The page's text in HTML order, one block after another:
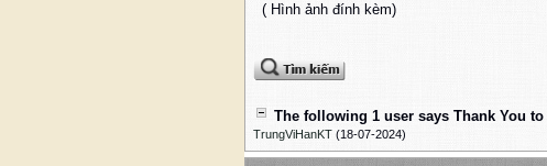
( Hình ảnh đính kèm)
The following 1 user says Thank You
TrungViHanKT (18-07-2024)